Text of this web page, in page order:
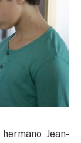
Jean-